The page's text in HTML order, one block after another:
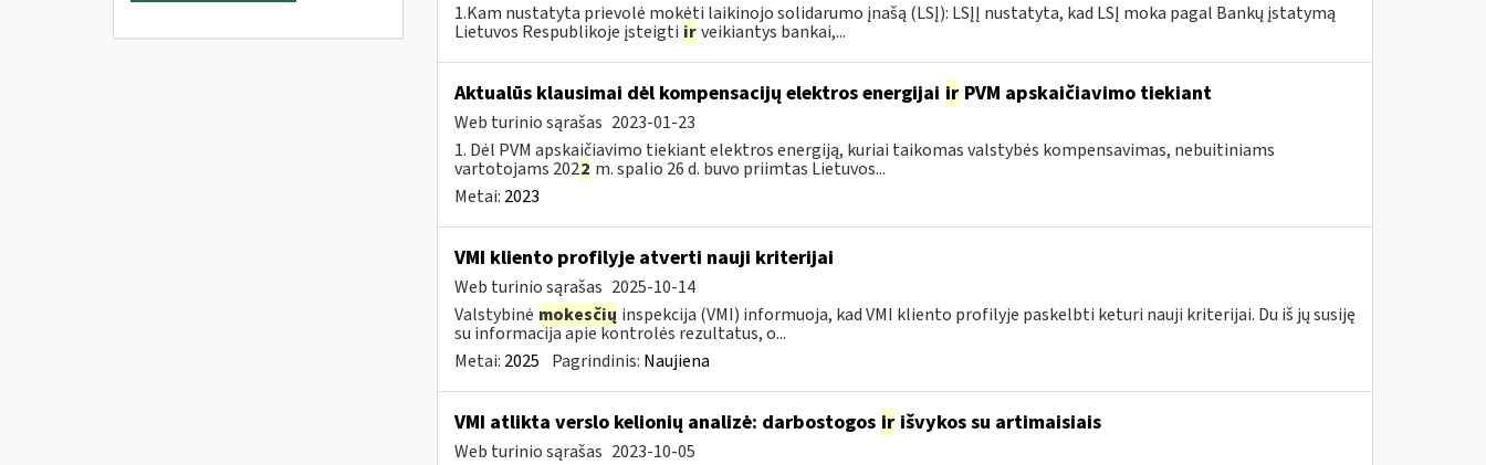
1.Kam nustatyta prievolė mokėti laikinojo solidarumo įnašą (LSĮ): LSĮĮ nustatyta, kad LSĮ moka pagal Bankų įstatymą
Lietuvos Respublikoje įsteigti ir veikiantys bankai,...
Aktualūs klausimai dėl kompensacijų elektros energijai irPVM apskaičiavimo tiekiant
Web turinio sąrašas 2023-01-23
1. Dėl PVM apskaičiavimo tiekiant elektros energiją, kuriai taikomas valstybės kompensavimas, nebuitiniams
vartotojams 2022 m. spalio 26 d. buvo priimtas Lietuvos...
Metai: 2023
VMI kliento profilyje atverti nauji kriterijai
Web turinio sąrašas 2025-10-14
Valstybinė mokesčių inspekcija (VMI) informuoja, kad VMI kliento profilyje paskelbti keturi nauji kriterijai. Du iš jų susiję
su informacija apie kontrolės rezultatus, o...
Metai: 2025 Pagrindinis: Naujiena
VMI atlikta verslo kelionių analizė: darbostogos irišvykos su artimaisiais
Web turinio sąrašas 2023-10-05